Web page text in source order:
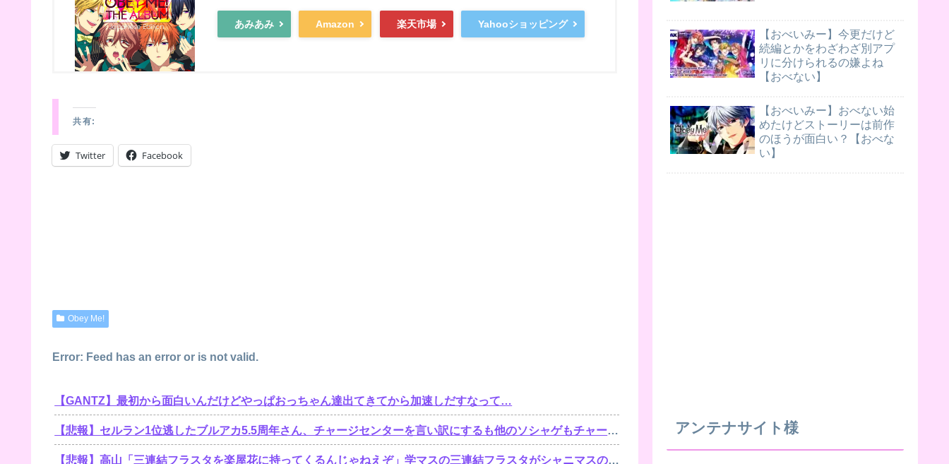
あみあみ Amazon 楽天市場 Yahooショッピング
共有:
Twitter Facebook
Obey Me!
Error: Feed has an error or is not valid.
【GANTZ】最初から面白いんだけどやっぱおっちゃん達出てきてから加速しだすなって…
【悲報】セルラン1位逃したブルアカ5.5周年さん、チャージセンターを言い訳にするも他のソシャゲもチャージセンター在りきでセルラン1位取ってることを指摘される
【悲報】高山「三連結フラスタを楽屋花に持ってくるんじゃねえぞ」学マスの三連結フラスタがシャニマスの注意書きで名指しされてしまう
【おべいみー】今更だけど
続編とかをわざわざ別アプ
リに分けられるの嫌よね
【おべない】
【おべいみー】おべない始
めたけどストーリーは前作
のほうが面白い？【おべな
い】
アンテナサイト様